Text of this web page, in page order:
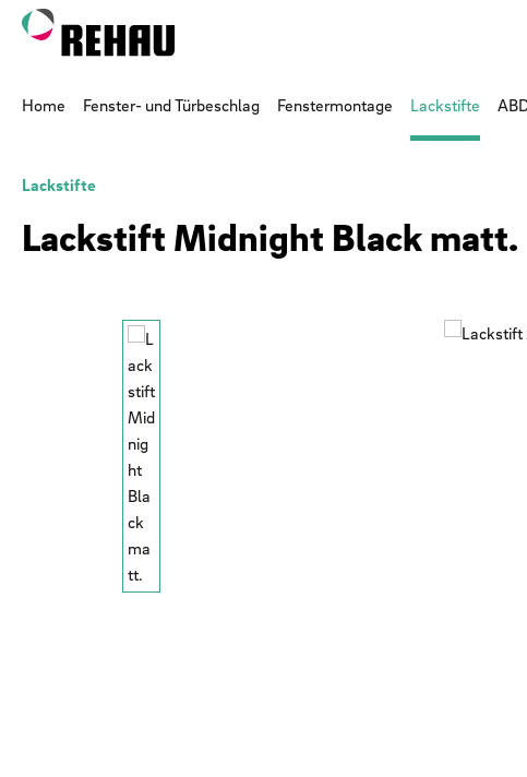
Hauptinhalt springen
Zur Suche springen
Zur Hauptnavigation springen
Home Fenster- und Türbeschlag Fenstermontage Lackstifte
Lackstifte
Lackstift Midnight Black matt.
Bildergalerie überspringen